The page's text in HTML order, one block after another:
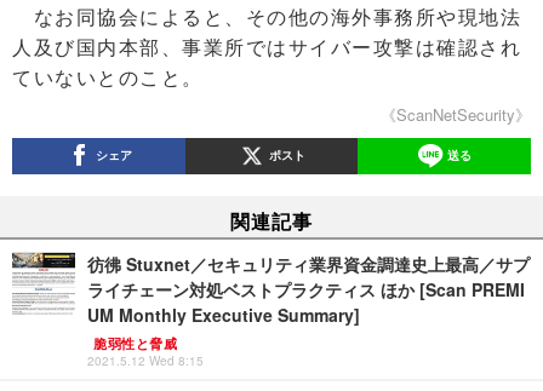
なお同協会によると、その他の海外事務所や現地法
人及び国内本部、事業所ではサイバー攻撃は確認され
ていないとのこと。
《ScanNetSecurity》
シェア ポスト 送る
関連記事
彷彿 Stuxnet／セキュリティ業界資金調達史上最高／サプ
ライチェーン対処ベストプラクティス ほか [Scan PREMI
UM Monthly Executive Summary]
脆弱性と脅威
2021.5.12 Wed 8:15